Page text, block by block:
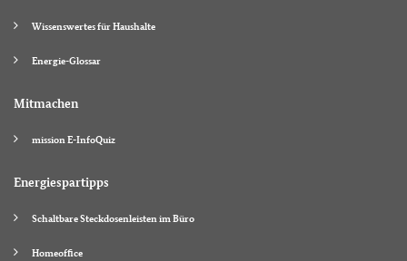
Wissenswertes für Haushalte
Energie-Glossar
Mitmachen
mission E-InfoQuiz
Energiespartipps
Schaltbare Steckdosenleisten im Büro
Homeoffice